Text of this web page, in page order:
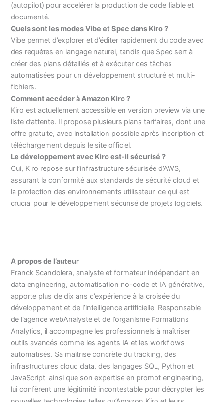
(autopilot) pour accélérer la production de code fiable et
documenté.
Quels sont les modes Vibe et Spec dans Kiro ?
Vibe permet d’explorer et d’éditer rapidement du code avec
des requêtes en langage naturel, tandis que Spec sert à
créer des plans détaillés et à exécuter des tâches
automatisées pour un développement structuré et multi-
fichiers.
Comment accéder à Amazon Kiro ?
Kiro est actuellement accessible en version preview via une
liste d’attente. Il propose plusieurs plans tarifaires, dont une
offre gratuite, avec installation possible après inscription et
téléchargement depuis le site officiel.
Le développement avec Kiro est-il sécurisé ?
Oui, Kiro repose sur l’infrastructure sécurisée d’AWS,
assurant la conformité aux standards de sécurité cloud et
la protection des environnements utilisateur, ce qui est
crucial pour le développement sécurisé de projets logiciels.
A propos de l’auteur
Franck Scandolera, analyste et formateur indépendant en
data engineering, automatisation no-code et IA générative,
apporte plus de dix ans d’expérience à la croisée du
développement et de l’intelligence artificielle. Responsable
de l’agence webAnalyste et de l’organisme Formations
Analytics, il accompagne les professionnels à maîtriser
outils avancés comme les agents IA et les workflows
automatisés. Sa maîtrise concrète du tracking, des
infrastructures cloud data, des langages SQL, Python et
JavaScript, ainsi que son expertise en prompt engineering,
lui confèrent une légitimité incontestable pour décrypter les